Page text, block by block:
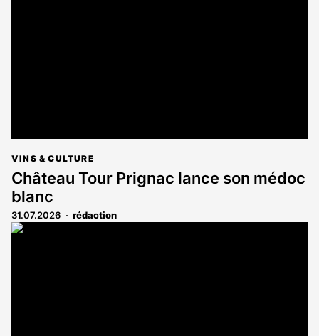
VINS & CULTURE
Château Tour Prignac lance son médoc
blanc
31.07.2026 rédaction